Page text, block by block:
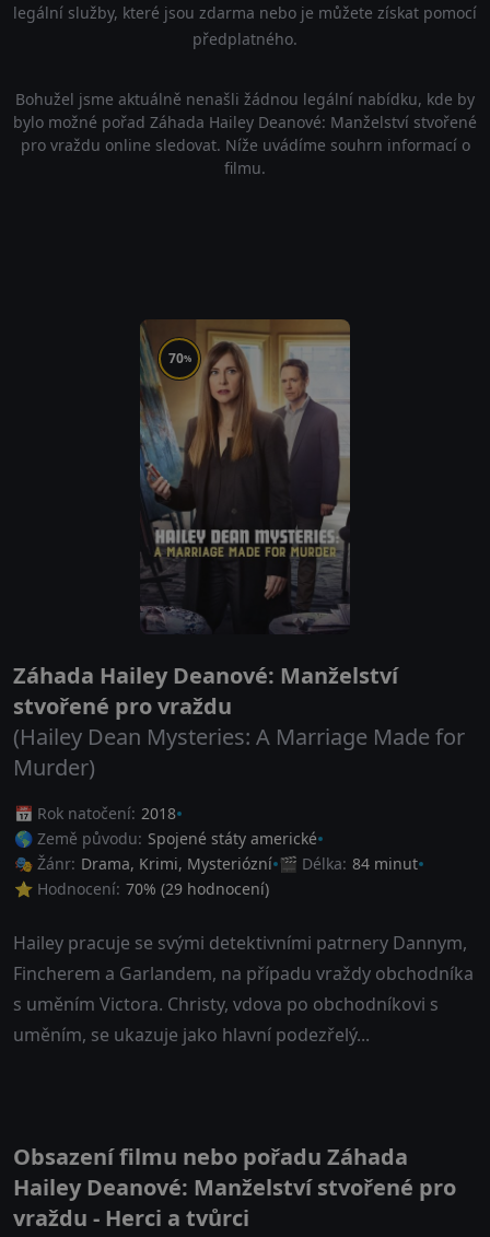
legální služby, které jsou zdarma nebo je můžete získat pomocí
předplatného.
Bohužel jsme aktuálně nenašli žádnou legální nabídku, kde by
bylo možné pořad Záhada Hailey Deanové: Manželství stvořené
pro vraždu online sledovat. Níže uvádíme souhrn informací o
filmu.
70%
Záhada Hailey Deanové: Manželství
stvořené pro vraždu
(Hailey Dean Mysteries: A Marriage Made for
Murder)
📅 Rok natočení: 2018
🌎 Země původu: Spojené státy americké
🎭 Žánr: Drama, Krimi, Mysteriózní 🎬 Délka: 84 minut
⭐ Hodnocení: 70% (29 hodnocení)
Hailey pracuje se svými detektivními patrnery Dannym,
Fincherem a Garlandem, na případu vraždy obchodníka
s uměním Victora. Christy, vdova po obchodníkovi s
uměním, se ukazuje jako hlavní podezřelý...
Obsazení filmu nebo pořadu Záhada
Hailey Deanové: Manželství stvořené pro
vraždu - Herci a tvůrci